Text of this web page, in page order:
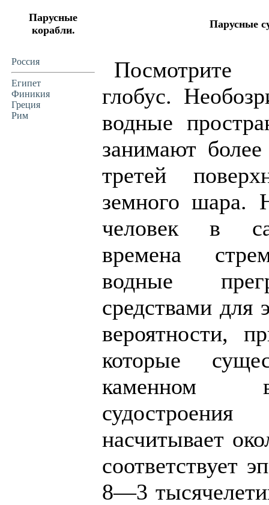
Парусные
корабли.
Парусные
Россия
Египет
Финикия
Греция
Рим
глобус.
водные
занимают
третей
земного шара.
человек в
времена
водные
средствами для
вероятности,
которые
каменном
насчитывает
соответствует
8—3